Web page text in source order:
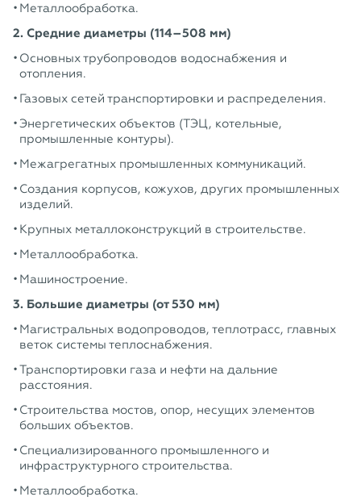
Металлообработка.
2. Средние диаметры (114–508 мм)
Основных трубопроводов водоснабжения и
отопления.
Газовых сетей транспортировки и распределения.
Энергетических объектов (ТЭЦ, котельные,
промышленные контуры).
Межагрегатных промышленных коммуникаций.
Создания корпусов, кожухов, других промышленных
изделий.
Крупных металлоконструкций в строительстве.
Металлообработка.
Машиностроение.
3. Большие диаметры (от 530 мм)
Магистральных водопроводов, теплотрасс, главных
веток системы теплоснабжения.
Транспортировки газа и нефти на дальние
расстояния.
Строительства мостов, опор, несущих элементов
больших объектов.
Специализированного промышленного и
инфраструктурного строительства.
Металлообработка.